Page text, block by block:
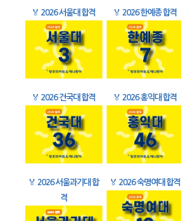
🏅 2026 서울대 합격 🏅 2026 한예종 합격
🏅 2026 건국대 합격 🏅 2026 홍익대 합격
🏅 2026 서울과기대 합
격
🏅 2026 숙명여대 합격